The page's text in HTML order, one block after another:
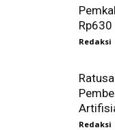
Redaksi
Redaksi